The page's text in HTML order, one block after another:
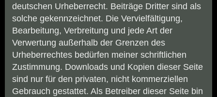
deutschen Urheberrecht. Beiträge Dritter sind als
solche gekennzeichnet. Die Vervielfältigung,
Bearbeitung, Verbreitung und jede Art der
Verwertung außerhalb der Grenzen des
Urheberrechtes bedürfen meiner schriftlichen
Zustimmung. Downloads und Kopien dieser Seite
sind nur für den privaten, nicht kommerziellen
Gebrauch gestattet. Als Betreiber dieser Seite bin